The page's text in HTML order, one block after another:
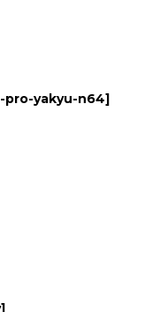
pro-yakyu-n64]
]